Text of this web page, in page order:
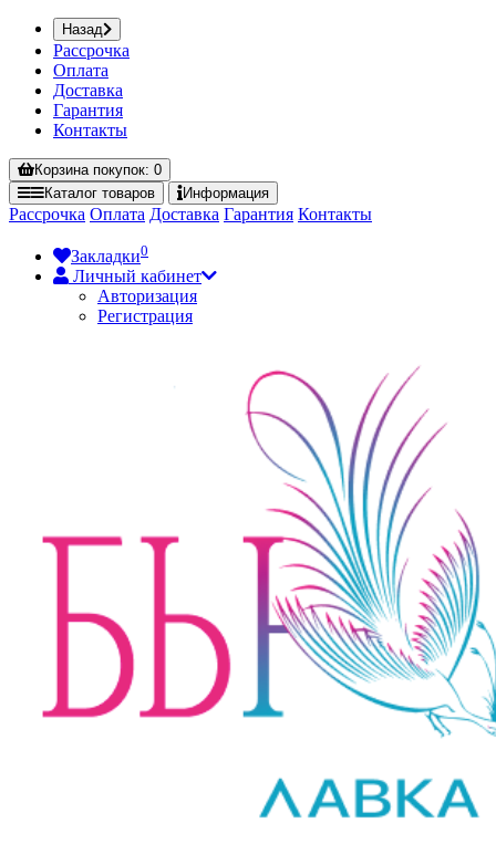
Назад
Рассрочка
Оплата
Доставка
Гарантия
Контакты
Корзинапокупок: 0
Каталог товаров Информация
Рассрочка Оплата Доставка Гарантия Контакты
Закладки0
Личный кабинет
Авторизация
Регистрация